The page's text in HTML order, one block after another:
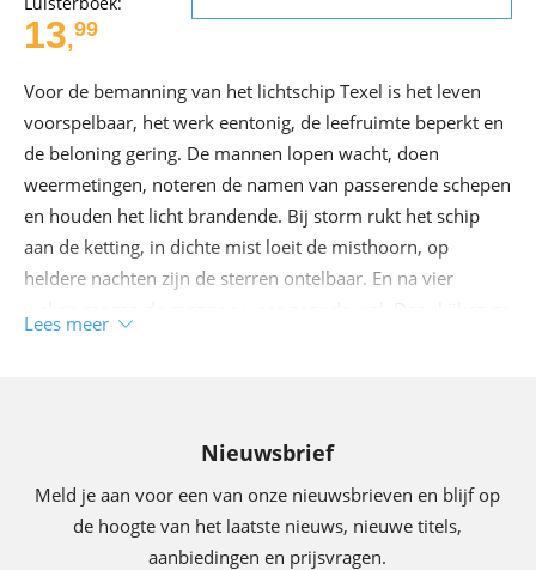
13,99
Voor de bemanning van het lichtschip Texel is het leven
voorspelbaar, het werk eentonig, de leefruimte beperkt en
de beloning gering. De mannen lopen wacht, doen
weermetingen, noteren de namen van passerende schepen
en houden het licht brandende. Bij storm rukt het schip
aan de ketting, in dichte mist loeit de misthoorn, op
heldere nachten zijn de sterren ontelbaar. En na vier
geïsoleerde bestaan. Lammert, de kok op het lichtschip, is
dan ook de belangrijkste man aan boord. Alles gaat zijn
gang tot de dag dat de kok een levend geitenbokje
meeneemt aan boord. Om te slachten voor een stoofpot.
Lees meer
Nieuwsbrief
Meld je aan voor een van onze nieuwsbrieven en blijf op
de hoogte van het laatste nieuws, nieuwe titels,
aanbiedingen en prijsvragen.